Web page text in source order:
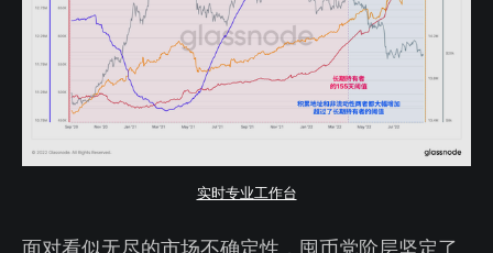
实时专业工作台
面对看似无尽的市场不确定性，囤币党阶层坚定了